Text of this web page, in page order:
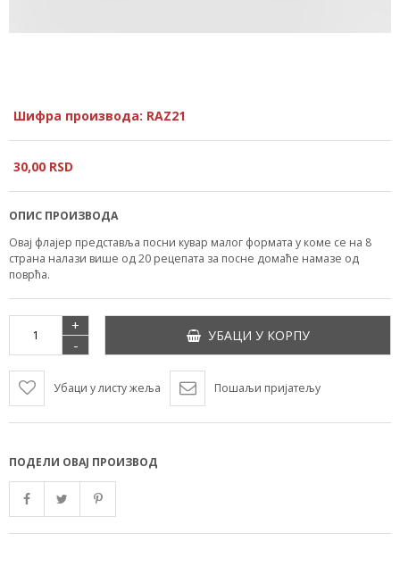
Шифра производа: RAZ21
30,00 RSD
ОПИС ПРОИЗВОДА
Овај флајер представља посни кувар малог формата у коме се на 8
страна налази више од 20 рецепата за посне домаће намазе од
поврћа.
+
-
УБАЦИ У КОРПУ
Убаци у листу жеља Пошаљи пријатељу
ПОДЕЛИ ОВАЈ ПРОИЗВОД